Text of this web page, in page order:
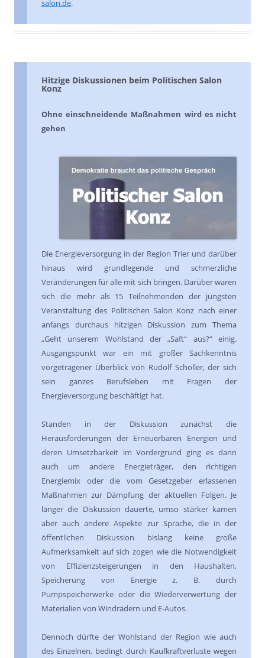
salon.de.
Hitzige Diskussionen beim Politischen Salon
Konz
Ohne einschneidende Maßnahmen wird es nicht
gehen
Die Energieversorgung in der Region Trier und darüber
hinaus wird grundlegende und schmerzliche
Veränderungen für alle mit sich bringen. Darüber waren
sich die mehr als 15 Teilnehmenden der jüngsten
Veranstaltung des Politischen Salon Konz nach einer
anfangs durchaus hitzigen Diskussion zum Thema
„Geht unserem Wohlstand der „Saft“ aus?“ einig.
Ausgangspunkt war ein mit großer Sachkenntnis
vorgetragener Überblick von Rudolf Schöller, der sich
sein ganzes Berufsleben mit Fragen der
Energieversorgung beschäftigt hat.
Standen in der Diskussion zunächst die
Herausforderungen der Erneuerbaren Energien und
deren Umsetzbarkeit im Vordergrund ging es dann
auch um andere Energieträger, den richtigen
Energiemix oder die vom Gesetzgeber erlassenen
Maßnahmen zur Dämpfung der aktuellen Folgen. Je
länger die Diskussion dauerte, umso stärker kamen
aber auch andere Aspekte zur Sprache, die in der
öffentlichen Diskussion bislang keine große
Aufmerksamkeit auf sich zogen wie die Notwendigkeit
von Effizienzsteigerungen in den Haushalten,
Speicherung von Energie z. B. durch
Pumpspeicherwerke oder die Wiederverwertung der
Materialien von Windrädern und E-Autos.
Dennoch dürfte der Wohlstand der Region wie auch
des Einzelnen, bedingt durch Kaufkraftverluste wegen